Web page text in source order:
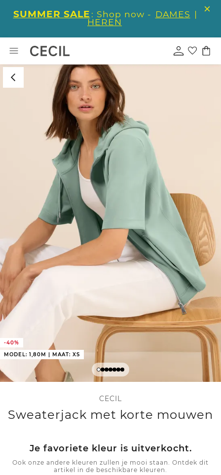
SUMMER SALE : Shop now - DAMES |
HEREN
-40%
MODEL: 1,80M | MAAT: XS
CECIL
Sweaterjack met korte mouwen
Je favoriete kleur is uitverkocht.
Ook onze andere kleuren zullen je mooi staan. Ontdek dit
artikel in de beschikbare kleuren.